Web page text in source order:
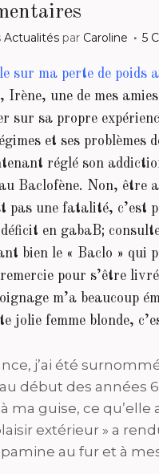
Actualités par Caroline 5
sur ma perte de poids
, Irène, une de mes
sur sa propre
et ses problèmes
réglé son
Baclofène. Non, être
pas une fatalité, c’est
en gabaB;
bien le « Baclo » qui
pour s’être
m’a beaucoup
jolie femme blonde,
j’ai été
début des années
ma guise, ce
extérieur » a
au fur et à